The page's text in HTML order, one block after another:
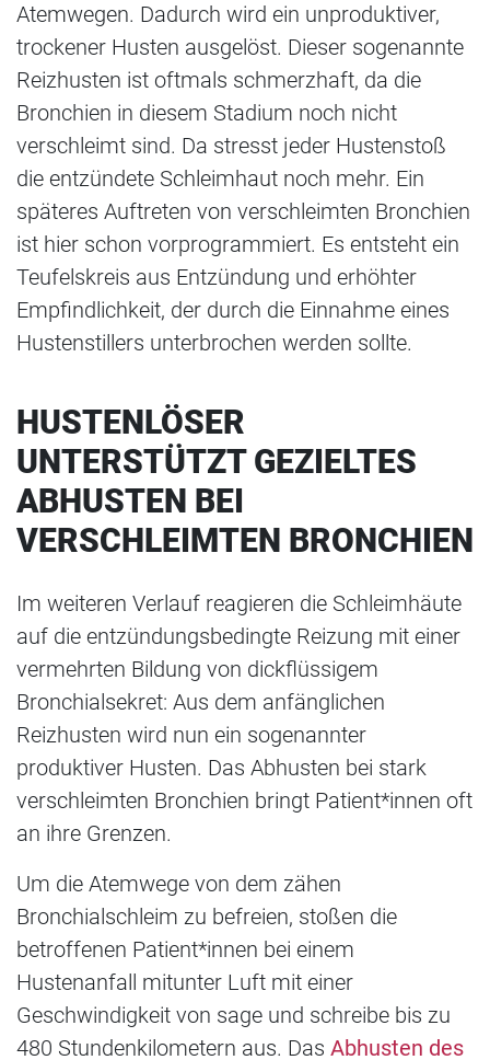
Atemwegen. Dadurch wird ein unproduktiver,
trockener Husten ausgelöst. Dieser sogenannte
Reizhusten ist oftmals schmerzhaft, da die
Bronchien in diesem Stadium noch nicht
verschleimt sind. Da stresst jeder Hustenstoß
die entzündete Schleimhaut noch mehr. Ein
späteres Auftreten von verschleimten Bronchien
ist hier schon vorprogrammiert. Es entsteht ein
Teufelskreis aus Entzündung und erhöhter
Empfindlichkeit, der durch die Einnahme eines
Hustenstillers unterbrochen werden sollte.
HUSTENLÖSER
UNTERSTÜTZT GEZIELTES
ABHUSTEN BEI
VERSCHLEIMTEN BRONCHIEN
Im weiteren Verlauf reagieren die Schleimhäute
auf die entzündungsbedingte Reizung mit einer
vermehrten Bildung von dickflüssigem
Bronchialsekret: Aus dem anfänglichen
Reizhusten wird nun ein sogenannter
produktiver Husten. Das Abhusten bei stark
verschleimten Bronchien bringt Patient*innen oft
an ihre Grenzen.
Um die Atemwege von dem zähen
Bronchialschleim zu befreien, stoßen die
betroffenen Patient*innen bei einem
Hustenanfall mitunter Luft mit einer
Geschwindigkeit von sage und schreibe bis zu
480 Stundenkilometern aus. Das Abhusten des